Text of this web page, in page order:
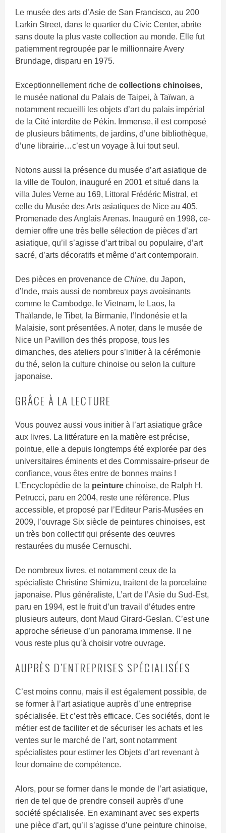
Le musée des arts d’Asie de San Francisco, au 200
Larkin Street, dans le quartier du Civic Center, abrite
sans doute la plus vaste collection au monde. Elle fut
patiemment regroupée par le millionnaire Avery
Brundage, disparu en 1975.
Exceptionnellement riche decollections chinoises,
le musée national du Palais de Taipei, à Taïwan, a
notamment recueilli les objets d’art du palais impérial
de la Cité interdite de Pékin. Immense, il est composé
de plusieurs bâtiments, de jardins, d’une bibliothèque,
d’une librairie…c’est un voyage à lui tout seul.
Notons aussi la présence du musée d’art asiatique de
la ville de Toulon, inauguré en 2001 et situé dans la
villa Jules Verne au 169, Littoral Frédéric Mistral, et
celle du Musée des Arts asiatiques de Nice au 405,
Promenade des Anglais Arenas. Inauguré en 1998, ce-
dernier offre une très belle sélection de pièces d’art
asiatique, qu’il s’agisse d’art tribal ou populaire, d’art
sacré, d’arts décoratifs et même d’art contemporain.
Des pièces en provenance de Chine, du Japon,
d’Inde, mais aussi de nombreux pays avoisinants
comme le Cambodge, le Vietnam, le Laos, la
Thaïlande, le Tibet, la Birmanie, l’Indonésie et la
Malaisie, sont présentées. A noter, dans le musée de
Nice un Pavillon des thés propose, tous les
dimanches, des ateliers pour s’initier à la cérémonie
du thé, selon la culture chinoise ou selon la culture
japonaise.
GRÂCE À LA LECTURE
Vous pouvez aussi vous initier à l’art asiatique grâce
aux livres. La littérature en la matière est précise,
pointue, elle a depuis longtemps été explorée par des
universitaires éminents et des Commissaire-priseur de
confiance, vous êtes entre de bonnes mains !
L’Encyclopédie de la peinturechinoise, de Ralph H.
Petrucci, paru en 2004, reste une référence. Plus
accessible, et proposé par l’Editeur Paris-Musées en
2009, l’ouvrage Six siècle de peintures chinoises, est
un très bon collectif qui présente des œuvres
restaurées du musée Cernuschi.
De nombreux livres, et notamment ceux de la
spécialiste Christine Shimizu, traitent de la porcelaine
japonaise. Plus généraliste, L’art de l’Asie du Sud-Est,
paru en 1994, est le fruit d’un travail d’études entre
plusieurs auteurs, dont Maud Girard-Geslan. C’est une
approche sérieuse d’un panorama immense. Il ne
vous reste plus qu’à choisir votre ouvrage.
AUPRÈS D’ENTREPRISES SPÉCIALISÉES
C’est moins connu, mais il est également possible, de
se former à l’art asiatique auprès d’une entreprise
spécialisée. Et c’est très efficace. Ces sociétés, dont le
métier est de faciliter et de sécuriser les achats et les
ventes sur le marché de l’art, sont notamment
spécialistes pour estimer les Objets d’art revenant à
leur domaine de compétence.
Alors, pour se former dans le monde de l’art asiatique,
rien de tel que de prendre conseil auprès d’une
société spécialisée. En examinant avec ses experts
une pièce d’art, qu’il s’agisse d’une peinture chinoise,